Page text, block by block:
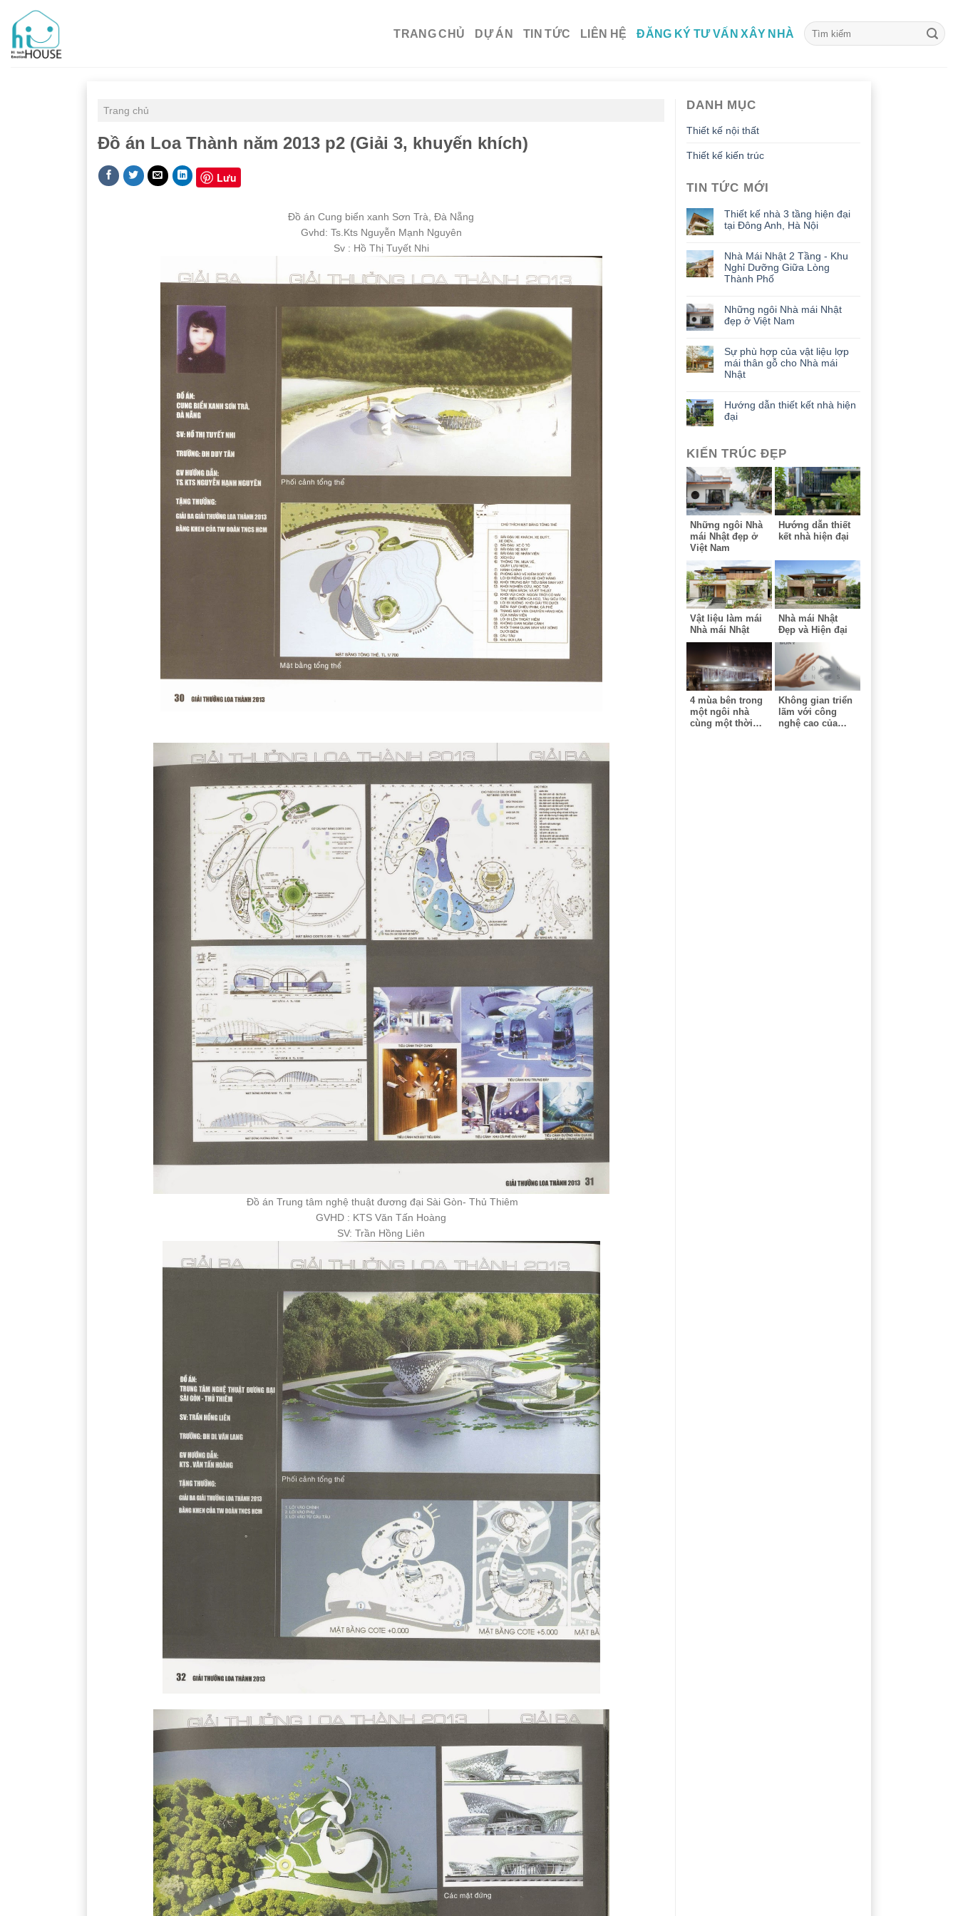
content
TRANG CHỦ DỰ ÁN TIN TỨC LIÊN HỆ ĐĂNG KÝ TƯ VẤN XÂY NHÀ
Trang chủ
Đồ án Loa Thành năm 2013 p2 (Giải 3, khuyến khích)
Lưu
Đồ án Cung biển xanh Sơn Trà, Đà Nẵng
Gvhd: Ts.Kts Nguyễn Mạnh Nguyên
Sv : Hồ Thị Tuyết Nhi
Đồ án Trung tâm nghệ thuật đương đại Sài Gòn- Thủ Thiêm
GVHD : KTS Văn Tấn Hoàng
SV: Trần Hồng Liên
DANH MỤC
Thiết kế nội thất
Thiết kế kiến trúc
TIN TỨC MỚI
Thiết kế nhà 3 tầng hiện đại
tại Đông Anh, Hà Nội
Nhà Mái Nhật 2 Tầng - Khu
Nghỉ Dưỡng Giữa Lòng
Thành Phố
Những ngôi Nhà mái Nhật
đẹp ở Việt Nam
Sự phù hợp của vật liệu lợp
mái thân gỗ cho Nhà mái
Nhật
Hướng dẫn thiết kết nhà hiện
đại
KIẾN TRÚC ĐẸP
Những ngôi Nhà
mái Nhật đẹp ở
Việt Nam
Hướng dẫn thiết
kết nhà hiện đại
Vật liệu làm mái
Nhà mái Nhật
Nhà mái Nhật
Đẹp và Hiện đại
4 mùa bên trong
một ngôi nhà
cùng một thời
Không gian triển
lãm với công
nghệ cao của